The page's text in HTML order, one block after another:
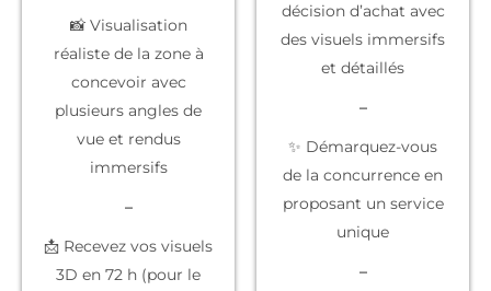
📸 Visualisation
réaliste de la zone à
concevoir avec
plusieurs angles de
vue et rendus
immersifs
–
📩 Recevez vos visuels
3D en 72 h (pour le
décision d’achat avec
des visuels immersifs
et détaillés
–
✨ Démarquez-vous
de la concurrence en
proposant un service
unique
–